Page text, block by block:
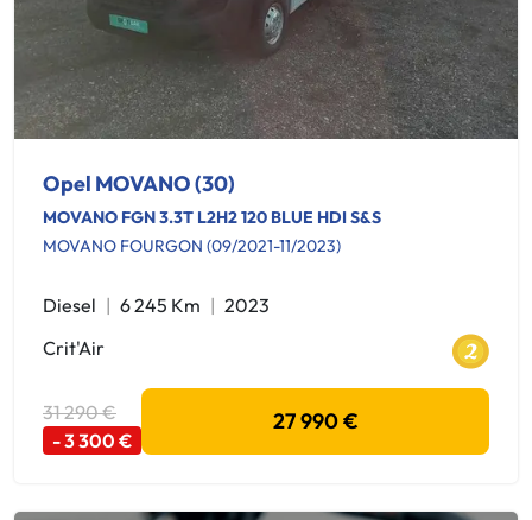
Opel MOVANO (30)
MOVANO FGN 3.3T L2H2 120 BLUE HDI S&S
MOVANO FOURGON (09/2021-11/2023)
Diesel 6 245 Km
2023
Crit'Air
31 290 €
- 3 300 €
27 990 €